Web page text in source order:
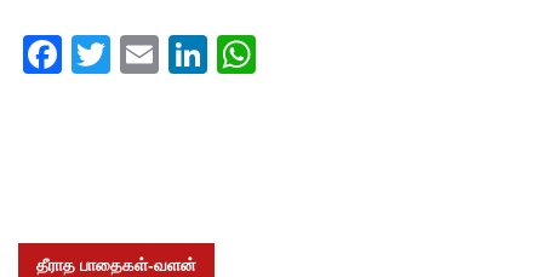
Facebook
Twitter
EmailLinkedIn
தீராத பாதைகள்-வளன்